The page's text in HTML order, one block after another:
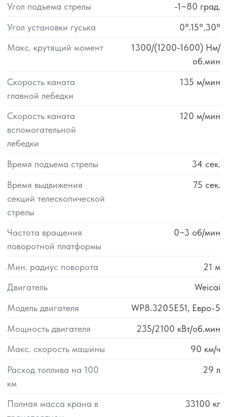
Угол подъема стрелы
-1~80 град.
Угол установки гуська
0°.15°.30°
Макс. крутящий момент
1300/(1200-1600) Нм/
об.мин
Скорость каната
главной лебедки
135 м/мин
Скорость каната
вспомогательной
лебедки
120 м/мин
Время подъема стрелы 34 сек.
Время выдвижения
секций телескопической
стрелы
75 сек.
Частота вращения
поворотной платформы
0~3 об/мин
Мин. радиус поворота 21 м
Двигатель
Weicai
Модель двигателя
WP8.3205E51, Евро-5
Мощность двигателя
235/2100 кВт/об.мин
Макс. скорость машины
90 км/ч
Расход топлива на 100
км
29 л
Полная масса крана в
33100 кг